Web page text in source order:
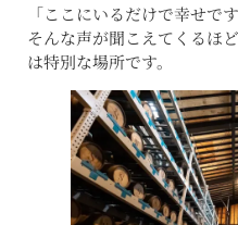
「ここにいるだけで幸せです
そんな声が聞こえてくるほ
は特別な場所です。